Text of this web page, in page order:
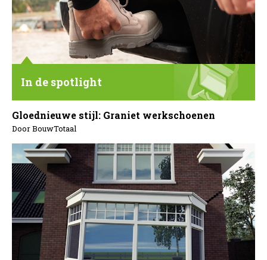
In de spotlight
Gloednieuwe stijl: Graniet werkschoenen
Door BouwTotaal